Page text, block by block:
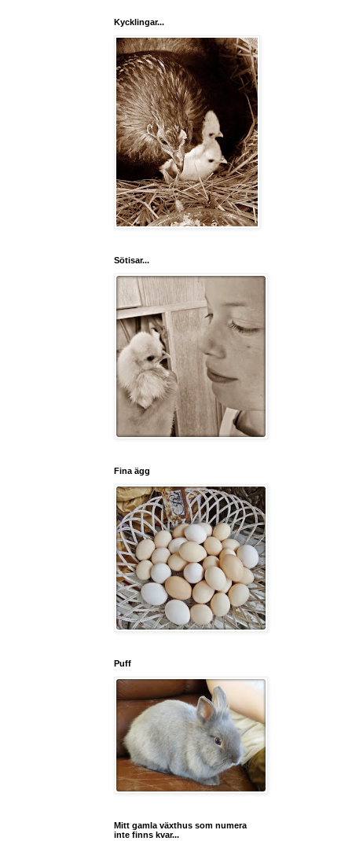
Kycklingar...
Sötisar...
Fina ägg
Puff
Mitt gamla växthus som numera
inte finns kvar...